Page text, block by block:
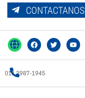
CONTACTANOS
011 3987-1945